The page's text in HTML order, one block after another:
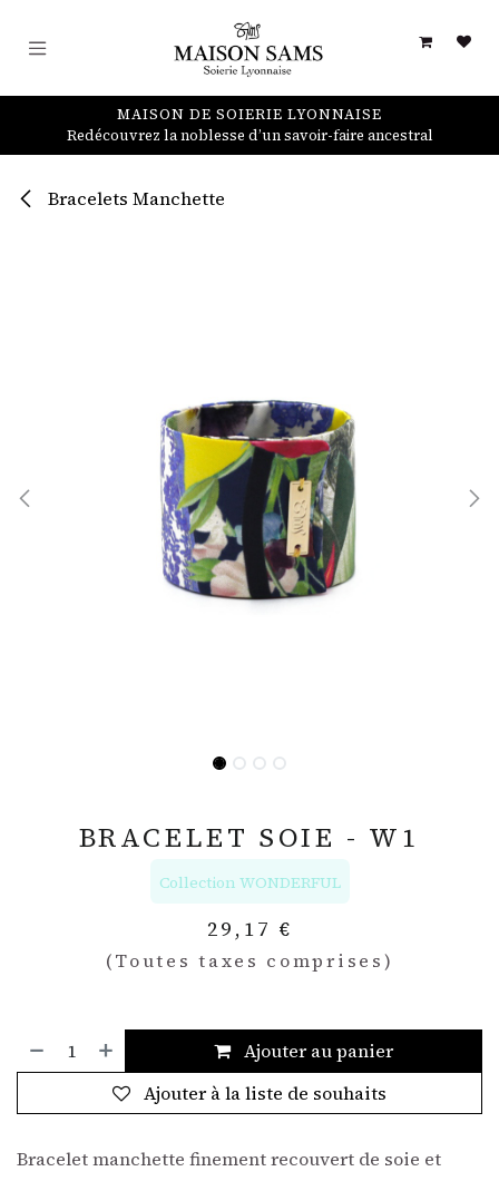
MAISON DE SOIERIE LYONNAISE
Redécouvrez la noblesse d’un savoir-faire ancestral
Bracelets Manchette
BRACELET SOIE - W1
Collection WONDERFUL
29,17 €
(Toutes taxes comprises)
Ajouter au panier
Ajouter à la liste de souhaits
Bracelet manchette finement recouvert de soie et